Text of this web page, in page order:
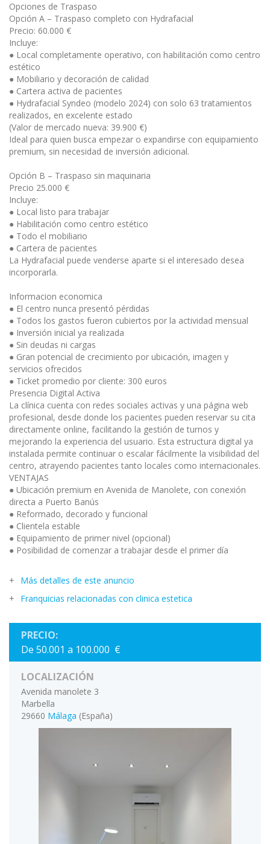
Opciones de Traspaso
Opción A – Traspaso completo con Hydrafacial
Precio: 60.000 €
Incluye:
● Local completamente operativo, con habilitación como centro
estético
● Mobiliario y decoración de calidad
● Cartera activa de pacientes
● Hydrafacial Syndeo (modelo 2024) con solo 63 tratamientos
realizados, en excelente estado
(Valor de mercado nueva: 39.900 €)
Ideal para quien busca empezar o expandirse con equipamiento
premium, sin necesidad de inversión adicional.
Opción B – Traspaso sin maquinaria
Precio 25.000 €
Incluye:
● Local listo para trabajar
● Habilitación como centro estético
● Todo el mobiliario
● Cartera de pacientes
La Hydrafacial puede venderse aparte si el interesado desea
incorporarla.
Informacion economica
● El centro nunca presentó pérdidas
● Todos los gastos fueron cubiertos por la actividad mensual
● Inversión inicial ya realizada
● Sin deudas ni cargas
● Gran potencial de crecimiento por ubicación, imagen y
servicios ofrecidos
● Ticket promedio por cliente: 300 euros
Presencia Digital Activa
La clínica cuenta con redes sociales activas y una página web
profesional, desde donde los pacientes pueden reservar su cita
directamente online, facilitando la gestión de turnos y
mejorando la experiencia del usuario. Esta estructura digital ya
instalada permite continuar o escalar fácilmente la visibilidad del
centro, atrayendo pacientes tanto locales como internacionales.
VENTAJAS
● Ubicación premium en Avenida de Manolete, con conexión
directa a Puerto Banús
● Reformado, decorado y funcional
● Clientela estable
● Equipamiento de primer nivel (opcional)
● Posibilidad de comenzar a trabajar desde el primer día
Más detalles de este anuncio
Franquicias relacionadas con clinica estetica
PRECIO:
De 50.001 a 100.000 €
LOCALIZACIÓN
Avenida manolete 3
Marbella
29660 Málaga (España)